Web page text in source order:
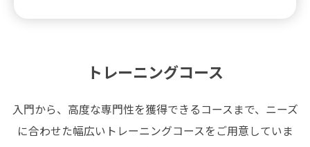
トレーニングコース
入門から、高度な専門性を獲得できるコースまで、 ニーズ
に合わせた幅広いトレーニングコースをご用意していま